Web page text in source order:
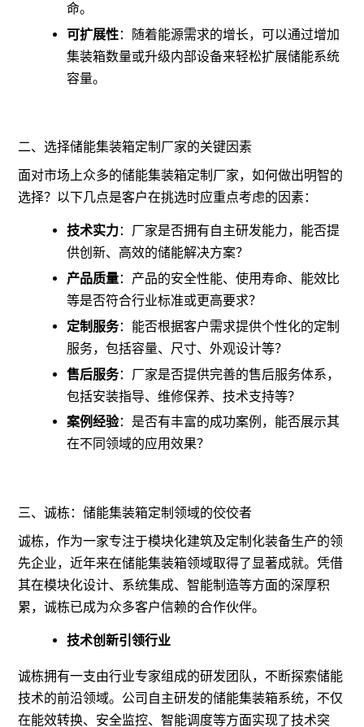
命。
可扩展性：随着能源需求的增长，可以通过增加
集装箱数量或升级内部设备来轻松扩展储能系统
容量。
二、选择储能集装箱定制厂家的关键因素
面对市场上众多的储能集装箱定制厂家，如何做出明智的
选择？以下几点是客户在挑选时应重点考虑的因素：
技术实力：厂家是否拥有自主研发能力，能否提
供创新、高效的储能解决方案？
产品质量：产品的安全性能、使用寿命、能效比
等是否符合行业标准或更高要求？
定制服务：能否根据客户需求提供个性化的定制
服务，包括容量、尺寸、外观设计等？
售后服务：厂家是否提供完善的售后服务体系，
包括安装指导、维修保养、技术支持等？
案例经验：是否有丰富的成功案例，能否展示其
在不同领域的应用效果？
三、诚栋：储能集装箱定制领域的佼佼者
诚栋，作为一家专注于模块化建筑及定制化装备生产的领
先企业，近年来在储能集装箱领域取得了显著成就。凭借
其在模块化设计、系统集成、智能制造等方面的深厚积
累，诚栋已成为众多客户信赖的合作伙伴。
技术创新引领行业
诚栋拥有一支由行业专家组成的研发团队，不断探索储能
技术的前沿领域。公司自主研发的储能集装箱系统，不仅
在能效转换、安全监控、智能调度等方面实现了技术突